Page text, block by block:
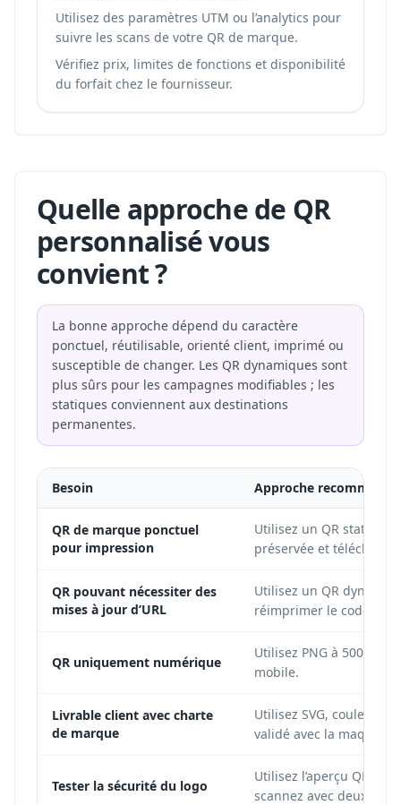
Utilisez des paramètres UTM ou l’analytics pour
suivre les scans de votre QR de marque.
Vérifiez prix, limites de fonctions et disponibilité
du forfait chez le fournisseur.
Quelle approche de QR
personnalisé vous
convient ?
La bonne approche dépend du caractère
ponctuel, réutilisable, orienté client, imprimé ou
susceptible de changer. Les QR dynamiques sont
plus sûrs pour les campagnes modifiables ; les
statiques conviennent aux destinations
permanentes.
Besoin Approche
QR de marque ponctuel
pour impression
Utilisez un QR statique
préservée et
QR pouvant nécessiter des
mises à jour d’URL
Utilisez un QR
réimprimer le code
QR uniquement numérique
Utilisez PNG à 500 px
mobile.
Livrable client avec charte
de marque
Utilisez SVG, couleurs
validé avec la maquette.
Tester la sécurité du logo
Utilisez l’aperçu QR-
scannez avec deux